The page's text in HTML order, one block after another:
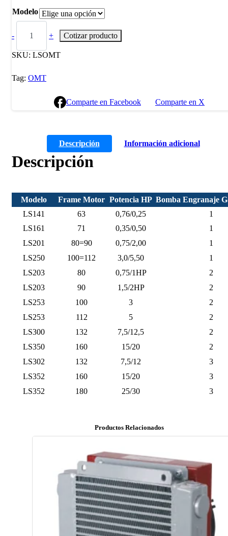
Modelo
- + Cotizar producto
SKU: LSOMT
Tag: OMT
Comparte en Facebook Comparte en X
Descripción Información adicional
Descripción
Modelo Frame Motor Potencia HP Bomba Engranaje
LS141
63 0,76/0,25
1
LS161
71 0,35/0,50
1
LS201
80=90 0,75/2,00
1
LS250
100=112 3,0/5,50
1
LS203
80 0,75/1HP
2
LS203
90 1,5/2HP
2
LS253
100 3
2
LS253
112 5
2
LS300
132 7,5/12,5
2
LS350
160 15/20
2
LS302
132 7,5/12
3
LS352
160 15/20
3
LS352
180 25/30 3
Productos Relacionados